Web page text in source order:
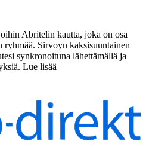
Abritelin kautta, joka on osa
Sirvoyn kaksisuuntainen
synkronoituna lähettämällä ja
Lue lisää